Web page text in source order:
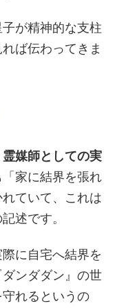
が精神的な支柱
ば伝わってきま
霊媒師としての実
家に結界を張れ
ていて、これは
述です。
に自宅へ結界を
ンダダン』の世
れるというの